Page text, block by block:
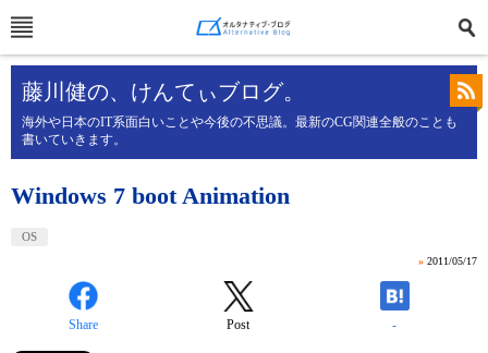
藤川健の、けんてぃブログ。
海外や日本のIT系面白いことや今後の不思議。最新のCG関連全般のことも
書いていきます。
Windows 7 boot Animation
OS
» 2011/05/17
Share Post -